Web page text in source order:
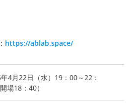
https://ablab.space/
4月22日（水）19：00～22：
場18：40）